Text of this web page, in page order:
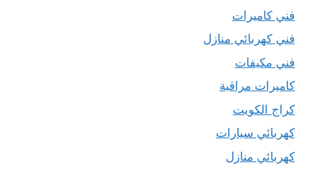
فني كاميرات
فني كهربائي منازل
فني مكيفات
كاميرات مراقبة
كراج الكويت
كهربائي سيارات
كهربائي منازل